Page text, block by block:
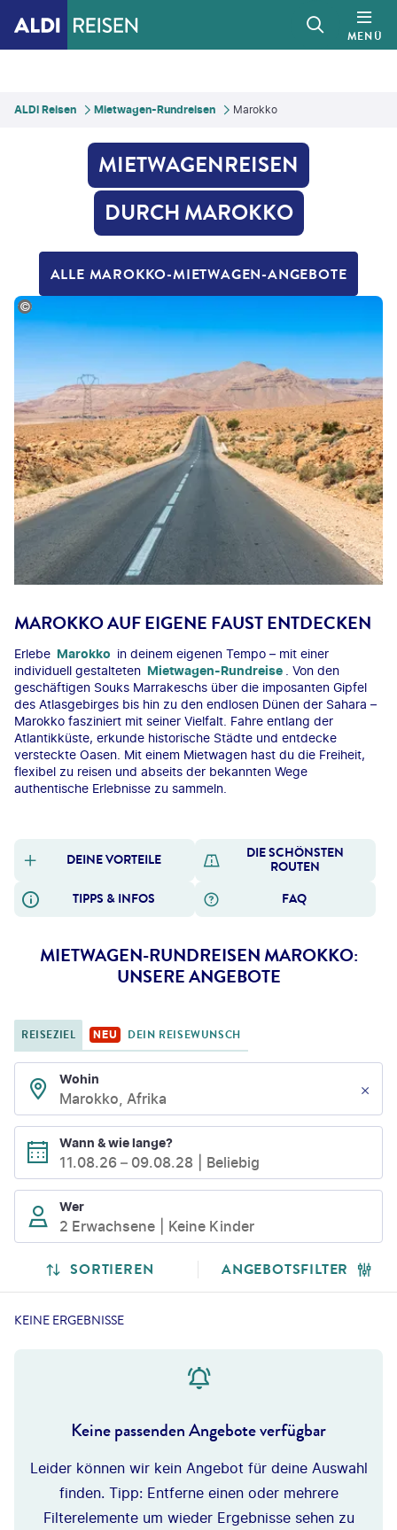
MENÜ
ALDI Reisen Mietwagen-Rundreisen Marokko
MIETWAGENREISEN
DURCH MAROKKO
ALLE MAROKKO-MIETWAGEN-ANGEBOTE
- gty
MAROKKO AUF EIGENE FAUST ENTDECKEN
Erlebe Marokko in deinem eigenen Tempo – mit einer
individuell gestalteten Mietwagen-Rundreise
. Von den
geschäftigen Souks Marrakeschs über die imposanten Gipfel
des Atlasgebirges bis hin zu den endlosen Dünen der Sahara –
Marokko fasziniert mit seiner Vielfalt. Fahre entlang der
Atlantikküste, erkunde historische Städte und entdecke
versteckte Oasen. Mit einem Mietwagen hast du die Freiheit,
flexibel zu reisen und abseits der bekannten Wege
authentische Erlebnisse zu sammeln.
DEINE VORTEILE DIE SCHÖNSTEN
ROUTEN
TIPPS & INFOS
FAQ
MIETWAGEN-RUNDREISEN MAROKKO:
UNSERE ANGEBOTE
REISEZIEL NEU DEIN REISEWUNSCH
Wohin
Marokko, Afrika
Wann & wie lange?
11.08.26 – 09.08.28 Beliebig
Wer
2 Erwachsene Keine Kinder
SORTIEREN ANGEBOTSFILTER
KEINE ERGEBNISSE
Keine passenden Angebote verfügbar
Leider können wir kein Angebot für deine Auswahl
finden. Tipp: Entferne einen oder mehrere
Filterelemente um wieder Ergebnisse sehen zu